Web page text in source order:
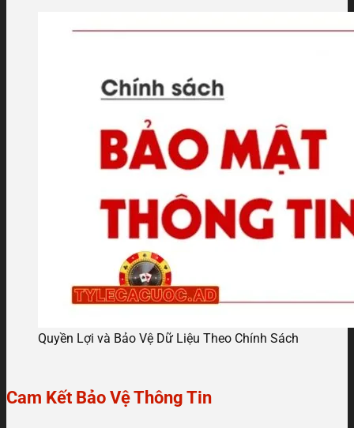
Quyền Lợi và Bảo Vệ Dữ Liệu Theo Chính Sách
Cam Kết Bảo Vệ Thông Tin